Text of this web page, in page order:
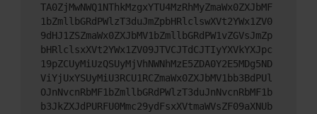
TA0ZjMwNWQ1NThkMzgxYTU4MzRhMyZmaWx0ZXJbMF
1bZmllbGRdPWlzT3duJmZpbHRlclswXVt2YWx1ZV0
9dHJ1ZSZmaWx0ZXJbMV1bZmllbGRdPW1vZGVsJmZp
bHRlclsxXVt2YWx1ZV09JTVCJTdCJTIyYXVkYXJpc
19pZCUyMiUzQSUyMjVhNWNhMzE5ZDA0Y2E5MDg5ND
ViYjUxYSUyMiU3RCU1RCZmaWx0ZXJbMV1bb3BdPUl
OJnNvcnRbMF1bZmllbGRdPWlzT3duJnNvcnRbMF1b
b3JkZXJdPURFU0Mmc29ydFsxXVtmaWVsZF09aXNUb